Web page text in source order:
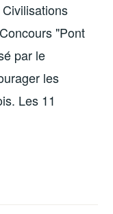
"Pont
par le
les
Les 11